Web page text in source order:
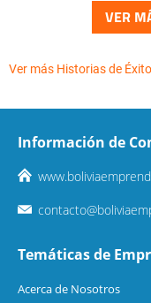
VER
Ver más Historias de
Información de
Temáticas de
Acerca de Nosotros